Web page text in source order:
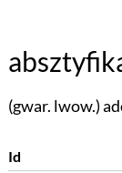
(gwar. lwow.)
Id